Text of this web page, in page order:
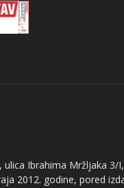
Ibrahima Mržljaka 3/
2012. godine, pored